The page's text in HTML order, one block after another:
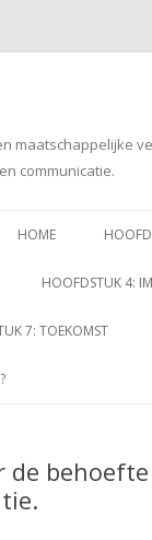
maatschappelijke
communicatie.
naar
HOME
HOOFDSTUK 4:
7: TOEKOMST
de